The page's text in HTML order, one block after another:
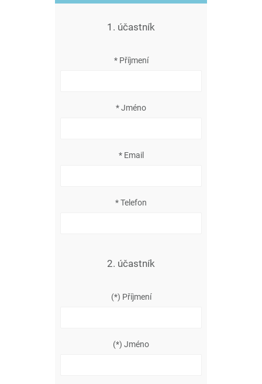
1. účastník
* Příjmení
* Jméno
* Email
* Telefon
2. účastník
(*) Příjmení
(*) Jméno